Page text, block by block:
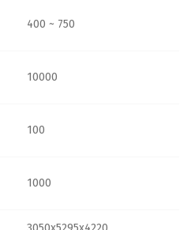
400 ~ 750
10000
100
1000